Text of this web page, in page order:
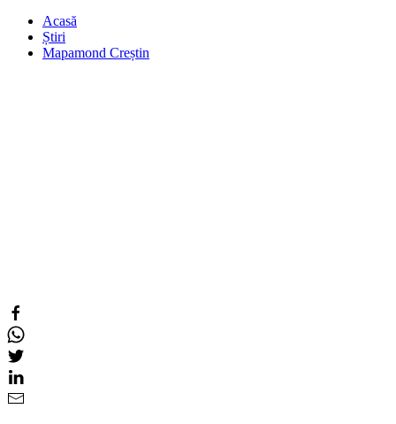
Acasă
Știri
Mapamond Creștin